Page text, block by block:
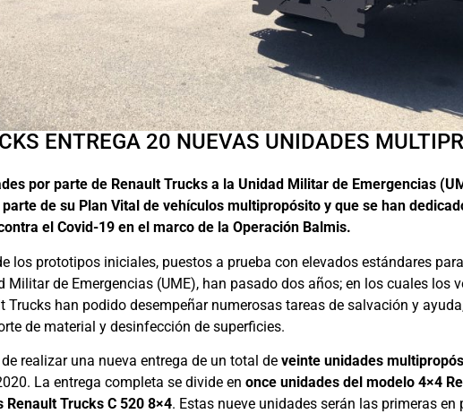
ENTREGA 20 NUEVAS UNIDADES
por parte de Renault Trucks a la Unidad Militar de Emergencias
de su Plan Vital de vehículos multipropósito y que se han
el Covid-19 en el marco de la Operación Balmis.
los prototipos iniciales, puestos a prueba con elevados estándares
Militar de Emergencias (UME), han pasado dos años; en los cuales los
Trucks han podido desempeñar numerosas tareas de salvación y
de material y desinfección de superficies.
realizar una nueva entrega de un total de veinte unidades
La entrega completa se divide en once unidades del modelo 4×4
Renault Trucks C 520 8×4. Estas nueve unidades serán las primeras en